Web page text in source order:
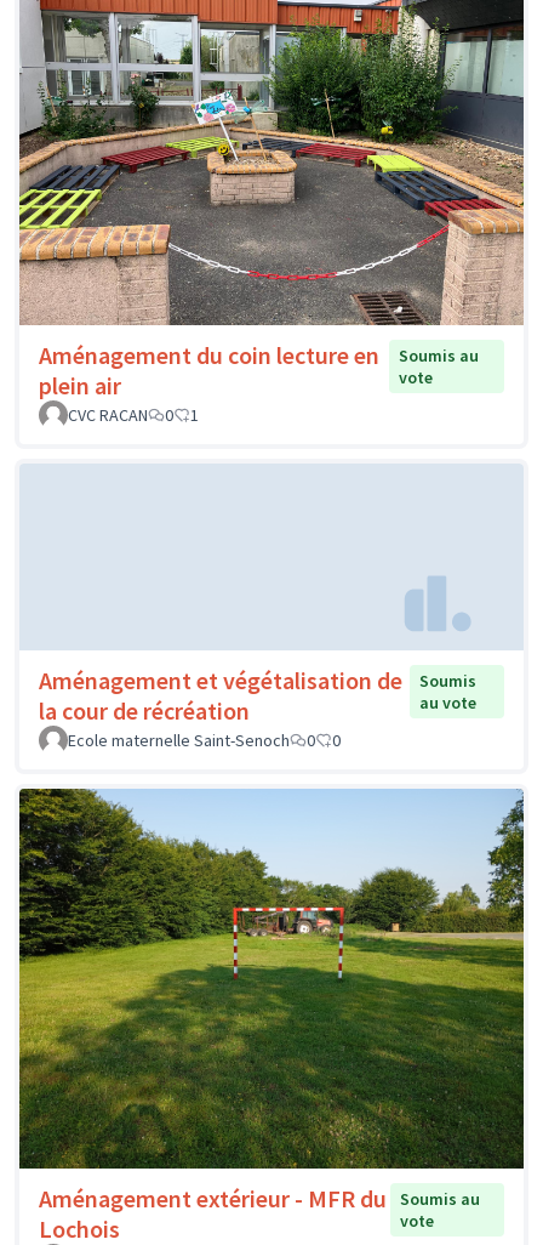
Aménagement du coin lecture en
plein air
Soumis au
vote
CVC RACAN
0 1
Aménagement et végétalisation de
la cour de récréation
Soumis
au vote
Ecole maternelle Saint-Senoch
0 0
Aménagement extérieur - MFR du
Lochois
Soumis au
vote